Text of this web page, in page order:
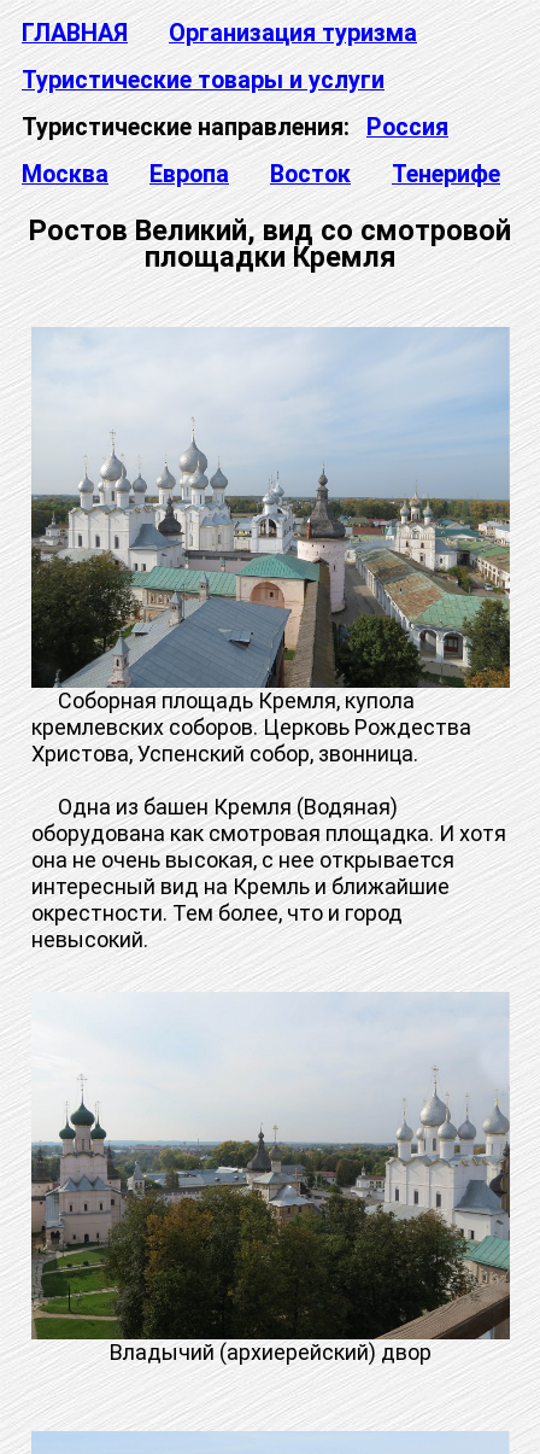
ГЛАВНАЯ
Организация туризма
Туристические товары и услуги
Туристические направления:
Россия
Москва
Европа Восток Тенерифе
Ростов Великий, вид со смотровой
площадки Кремля
Соборная площадь Кремля, купола
кремлевских соборов. Церковь Рождества
Христова, Успенский собор, звонница.
Одна из башен Кремля (Водяная)
оборудована как смотровая площадка. И хотя
она не очень высокая, с нее открывается
интересный вид на Кремль и ближайшие
окрестности. Тем более, что и город
невысокий.
Владычий (архиерейский) двор